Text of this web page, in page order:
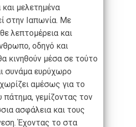
μελετημένα
στην Ιαπωνία. Με
λεπτομέρεια και
οδηγό και
κινηθούν μέσα σε τούτο
συνάμα ευρύχωρο
αμέσως για το
πάτημα, γεμίζοντας τον
ασφάλεια και τους
Έχοντας το στα